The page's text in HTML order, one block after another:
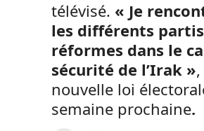
télévisé. « Je
les différents
réformes dans le
sécurité de l’Irak »
nouvelle loi
semaine prochaine.